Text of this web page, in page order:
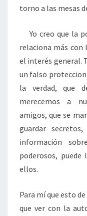
torno a las mesas
Yo creo que la
relaciona más con
el interés general.
un falso
la verdad, que
merecemos a
amigos, que se
guardar
información
poderosos,
ellos.
Para mí que esto
que ver con la